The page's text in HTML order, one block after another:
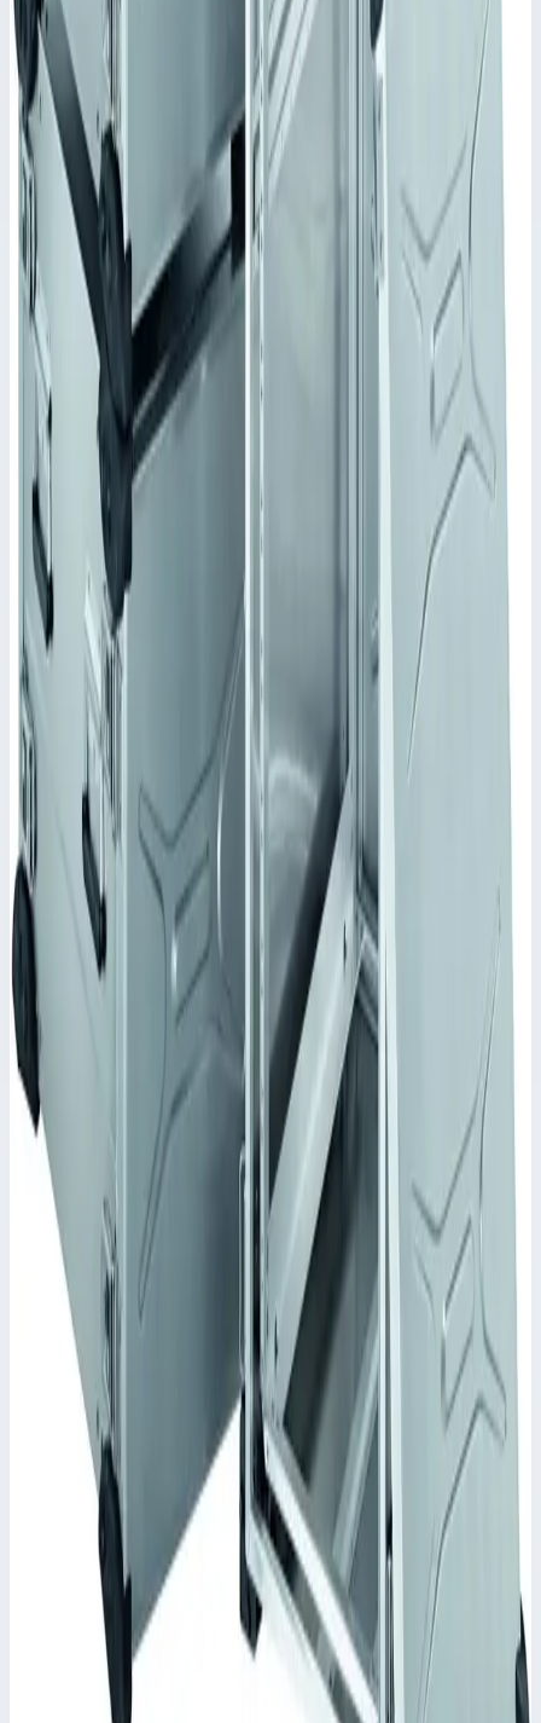
•
Параметры
Наружный размер Д x Ш x В
694х534х570,5 мм
Высота (HE/U)
11
Сценарии применения
Корпус Mitraset Classic 19" Zarges 45811 Переносные корпусы
для электронных приборов
Каркас соединен с рубашкой направляющими и шарнирами.
Материал и тип шарниров выбирается в зависимости от
предъявляемых требований.
Уточнить поставку по этой позиции
Похожие модели
Zarges
Корпус Mitraset Racklite 19" Zarges 3 HE/U
728х591х271,5 мм 45913
Арт.45913
Корпус Mitraset Racklite 19" - 45913 Переносные корпусы для
электронных приборов
11,8 кг
Цена по запросу
Корпус Mitraset Racklite 19" Zarges 10 HE/U
598х591х583 мм 45910
45910
Корпус Mitraset Racklite 19" - 45910 Переносные корпусы для
электронных приборов
13,4 кг
Цена по запросу